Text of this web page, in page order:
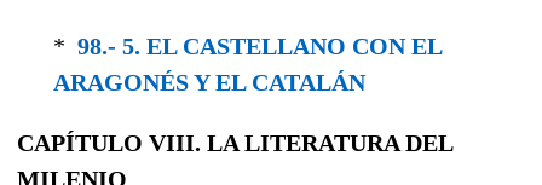
* 98.- 5. EL CASTELLANO CON EL
ARAGONÉS Y EL CATALÁN
CAPÍTULO VIII. LA LITERATURA DEL
MILENIO